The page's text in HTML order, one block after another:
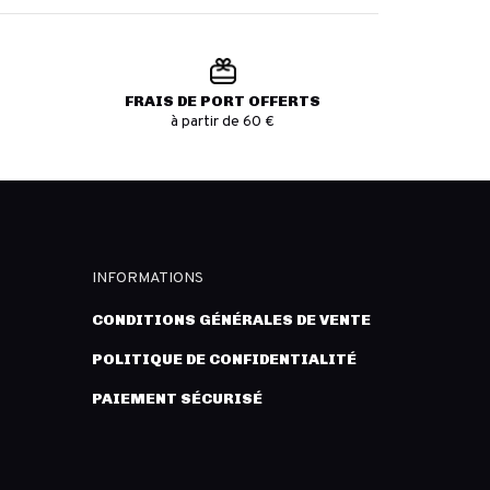
FRAIS DE PORT OFFERTS
à partir de 60 €
INFORMATIONS
CONDITIONS GÉNÉRALES DE VENTE
POLITIQUE DE CONFIDENTIALITÉ
PAIEMENT SÉCURISÉ